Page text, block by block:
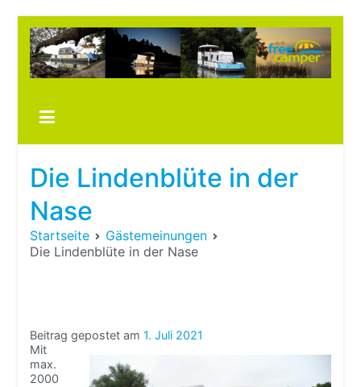
Inhalt
springen
Die Lindenblüte in der
Nase
Startseite
Gästemeinungen
Die Lindenblüte in der Nase
Beitrag gepostet am1. Juli 2021
Mit
max.
2000